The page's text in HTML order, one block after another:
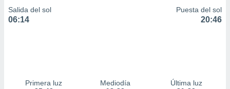
Salida del sol
06:14
Puesta del sol
20:46
Primera luz
Mediodía
Última luz